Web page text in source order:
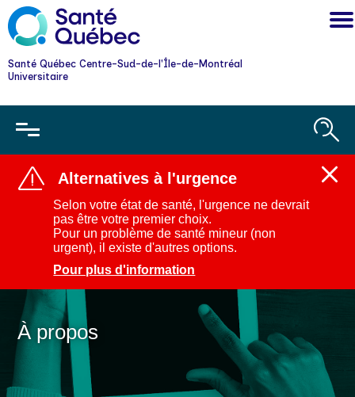
Santé Québec Centre-Sud-de-l'Île-de-Montréal
Universitaire
Alternatives à l'urgence
Selon votre état de santé, l'urgence ne devrait
pas être votre premier choix.
Pour un problème de santé mineur (non
urgent), il existe d'autres options.
Pour plus d'information
À propos